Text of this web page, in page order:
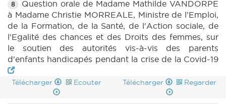
8
Question orale de Madame Mathilde VANDORPE
à Madame Christie MORREALE, Ministre de l'Emploi,
de la Formation, de la Santé, de l'Action sociale, de
l'Egalité des chances et des Droits des femmes, sur
le soutien des autorités vis-à-vis des parents
d'enfants handicapés pendant la crise de la Covid-19
Télécharger Ecouter Télécharger Regarder